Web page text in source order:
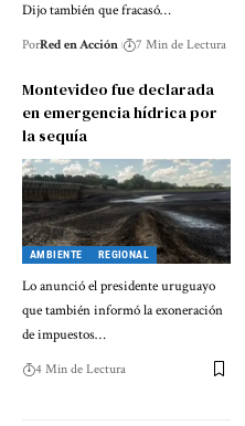
Dijo también que fracasó…
PorRed en Acción 7 Min de Lectura
Montevideo fue declarada
en emergencia hídrica por
la sequía
AMBIENTE REGIONAL
Lo anunció el presidente uruguayo
que también informó la exoneración
de impuestos…
4 Min de Lectura